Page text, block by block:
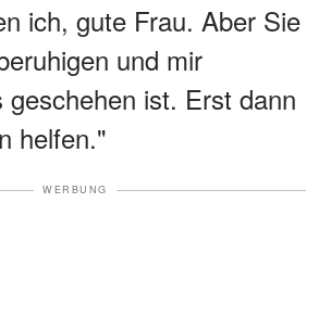
ich, gute Frau. Aber Sie
und mir
geschehen ist. Erst dann
helfen."
WERBUNG